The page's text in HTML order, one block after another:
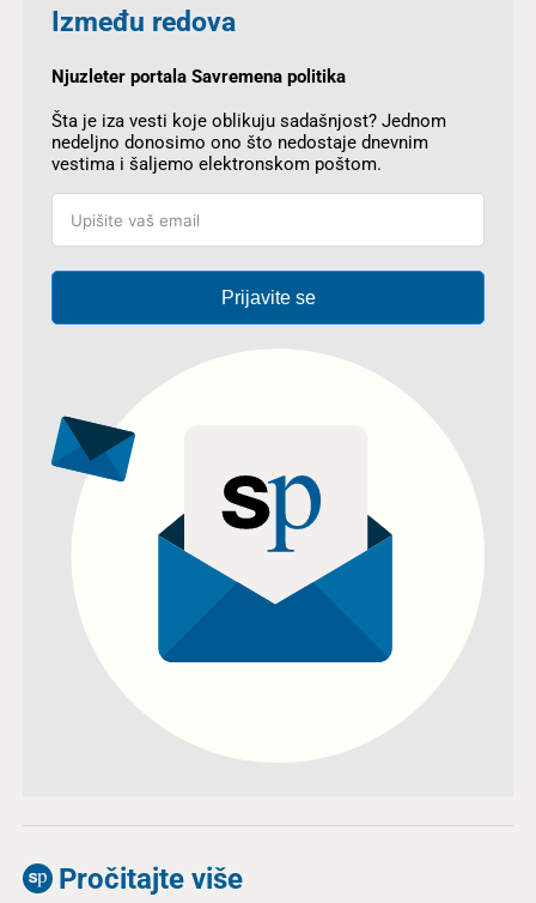
Između redova
Njuzleter portala Savremena politika
Šta je iza vesti koje oblikuju sadašnjost? Jednom
nedeljno donosimo ono što nedostaje dnevnim
vestima i šaljemo elektronskom poštom.
Prijavite se
Pročitajte više